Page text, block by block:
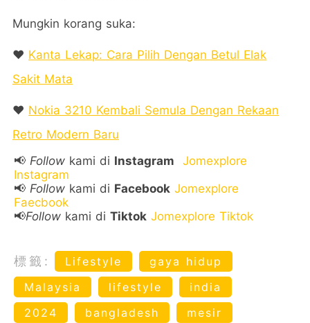
Mungkin korang suka:
❤️ Kanta Lekap: Cara Pilih Dengan Betul Elak
Sakit Mata
❤️ Nokia 3210 Kembali Semula Dengan Rekaan
Retro Modern Baru
📢 Follow kami di Instagram
Jomexplore
Instagram
📢 Follow kami di Facebook Jomexplore
Faecbook
📢Follow kami di Tiktok Jomexplore Tiktok
標籤: Lifestyle
gaya hidup
Malaysia
lifestyle
india
2024
bangladesh
mesir